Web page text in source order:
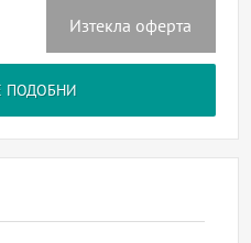
Изтекла оферта
ПОДОБНИ